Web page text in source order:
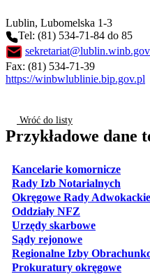
Lublin, Lubomelska 1-3
Tel: (81) 534-71-84 do 85
Fax: (81) 534-71-39
https://winbwlublinie.bip.gov.pl
Wróć do listy
Przykładowe dane
Kancelarie komornicze
Rady Izb Notarialnych
Okręgowe Rady Adwokackie
Oddziały NFZ
Urzędy skarboweotwiera się
Sądy rejonoweotwiera się w
Regionalne Izby
Prokuratury okręgowe